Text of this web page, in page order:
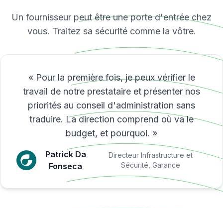
Un fournisseur peut être une porte d'entrée chez
vous. Traitez sa sécurité comme la vôtre.
« Pour la première fois, je peux vérifier le
travail de notre prestataire et présenter nos
priorités au conseil d'administration sans
traduire. La direction comprend où va le
budget, et pourquoi. »
Patrick Da
Fonseca
Directeur Infrastructure et
Sécurité, Garance